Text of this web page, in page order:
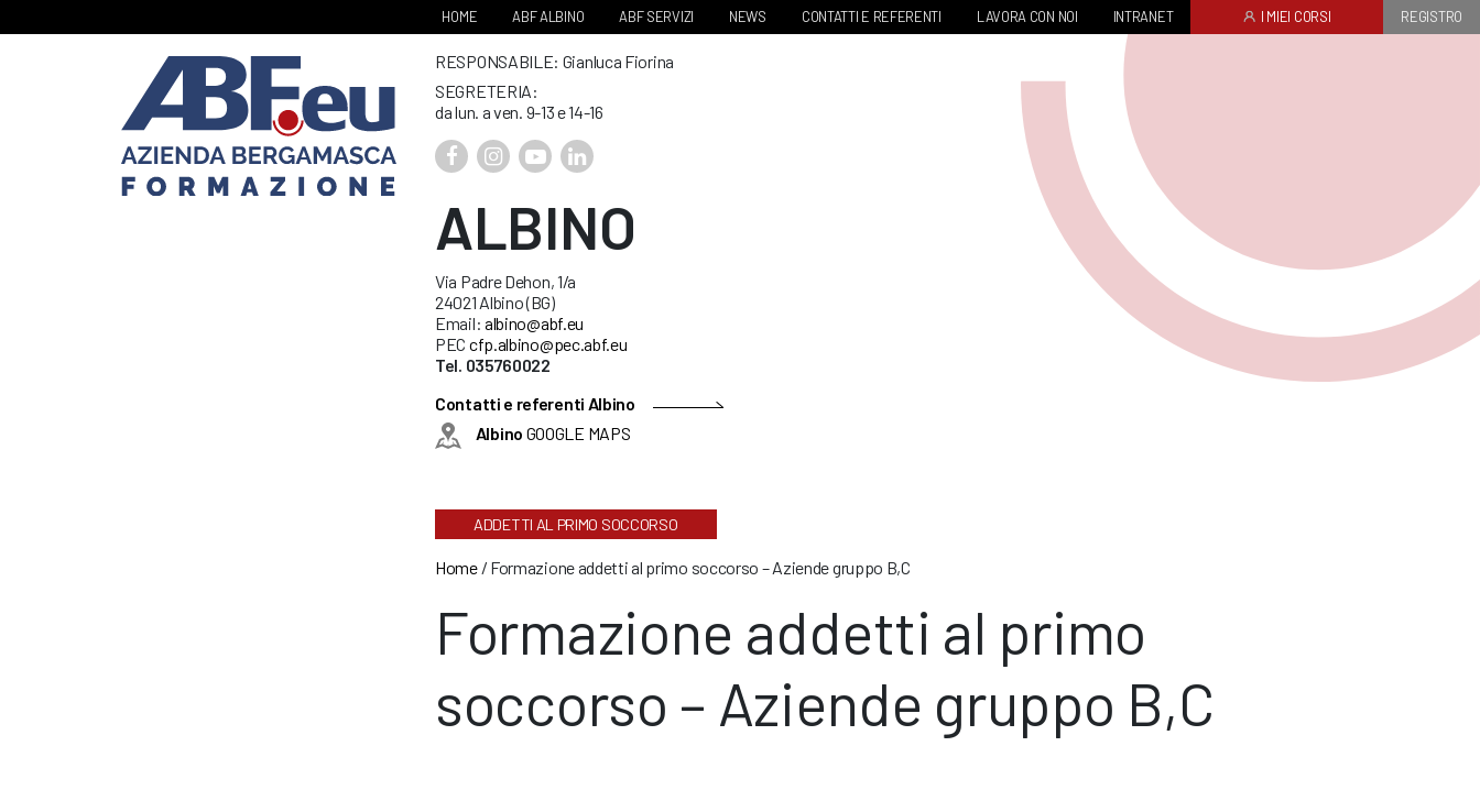
HOME ABF ALBINO ABF SERVIZI NEWS CONTATTI E REFERENTI LAVORA CON NOI INTRANET I MIEI CORSI REGISTRO
RESPONSABILE: Gianluca Fiorina
SEGRETERIA:
da lun. a ven. 9-13 e 14-16
ALBINO
Via Padre Dehon, 1/a
24021 Albino (BG)
Email: albino@abf.eu
PEC cfp.albino@pec.abf.eu
Tel. 035760022
Contatti e referenti Albino
Albino GOOGLE MAPS
ADDETTI AL PRIMO SOCCORSO
Home/ Formazione addetti al primo soccorso – Aziende gruppo B,C
Formazione addetti al primo
soccorso – Aziende gruppo B,C